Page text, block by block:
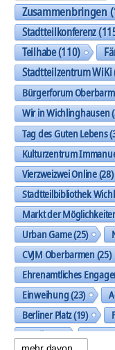
Zusammenbringen
Stadtteilkonferenz
Teilhabe(110)
Stadtteilzentrum WiKi
Bürgerforum
Wir in Wichlinghausen
Tag des Guten Lebens
Kulturzentrum
Vierzweizwei Online(28)
Stadtteilbibliothek
Markt der
Urban Game(25)
CVJM Oberbarmen(25)
Ehrenamtliches
Einweihung(23)
Berliner Platz(19)
Musik(19) Trasse
mehr davon...